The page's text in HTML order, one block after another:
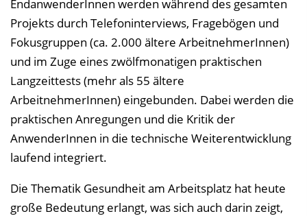
EndanwenderInnen werden während des gesamten
Projekts durch Telefoninterviews, Fragebögen und
Fokusgruppen (ca. 2.000 ältere ArbeitnehmerInnen)
und im Zuge eines zwölfmonatigen praktischen
Langzeittests (mehr als 55 ältere
ArbeitnehmerInnen) eingebunden. Dabei werden die
praktischen Anregungen und die Kritik der
AnwenderInnen in die technische Weiterentwicklung
laufend integriert.
Die Thematik Gesundheit am Arbeitsplatz hat heute
große Bedeutung erlangt, was sich auch darin zeigt,